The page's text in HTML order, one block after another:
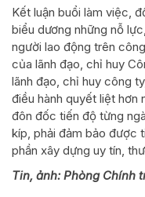
Kết luận buổi làm việc,
biểu dương những nỗ
người lao động trên
của lãnh đạo, chỉ huy
lãnh đạo, chỉ huy công
điều hành quyết liệt hơn
đôn đốc tiến độ từng
kíp, phải đảm bảo được
phần xây dựng uy tín,
Tin, ảnh: Phòng Chính